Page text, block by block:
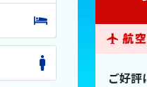
ナミックエ
アプ